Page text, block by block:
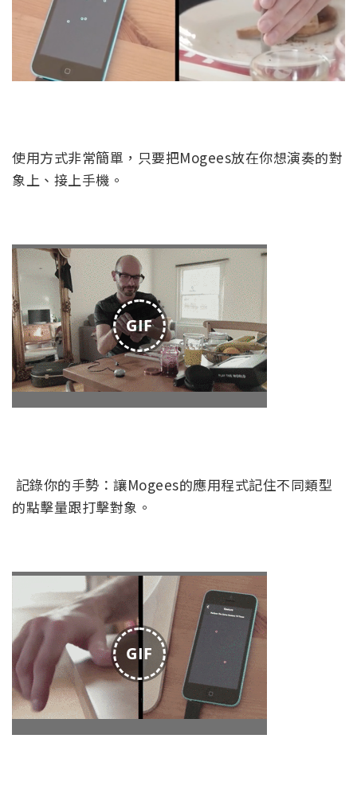
使用方式非常簡單，只要把Mogees放在你想演奏的對
象上、接上手機。
GIF
記錄你的手勢：讓Mogees的應用程式記住不同類型
的點擊量跟打擊對象。
GIF